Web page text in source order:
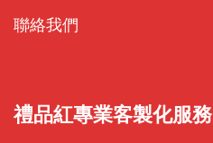
聯絡我們
禮品紅專業客製化服務